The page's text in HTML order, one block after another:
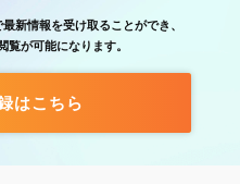
新情報を受け取ることができ、
覧が可能になります。
はこちら